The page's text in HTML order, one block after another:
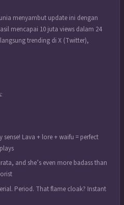
menyambut update ini dengan
mencapai 10 juta views dalam 24
trending di X (Twitter),
Lava + lore + waifu = perfect
and she’s even more badass than
Period. That flame cloak? Instant